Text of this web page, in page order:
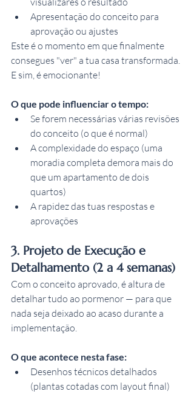
Apresentação do conceito para
aprovação ou ajustes
Este é o momento em que finalmente
consegues "ver" a tua casa transformada.
E sim, é emocionante!
O que pode influenciar o tempo:
Se forem necessárias várias revisões
do conceito (o que é normal)
A complexidade do espaço (uma
moradia completa demora mais do
que um apartamento de dois
quartos)
A rapidez das tuas respostas e
aprovações
3. Projeto de Execução e
Detalhamento (2 a 4 semanas)
Com o conceito aprovado, é altura de
detalhar tudo ao pormenor — para que
nada seja deixado ao acaso durante a
implementação.
O que acontece nesta fase:
Desenhos técnicos detalhados
(plantas cotadas com layout final)